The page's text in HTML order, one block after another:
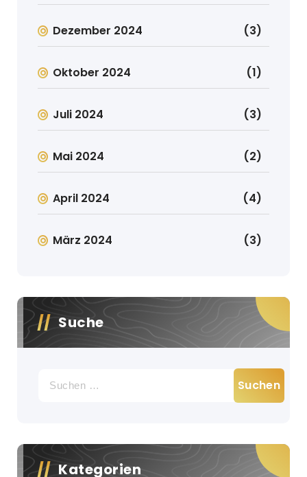
Dezember 2024 (3)
Oktober 2024 (1)
Juli 2024 (3)
Mai 2024 (2)
April 2024 (4)
März 2024 (3)
Suche
nach:
Kategorien